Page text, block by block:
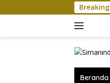
ke
China Saling Balas Hukuman
Beranda